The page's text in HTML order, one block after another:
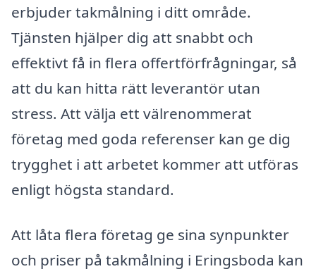
erbjuder takmålning i ditt område.
Tjänsten hjälper dig att snabbt och
effektivt få in flera offertförfrågningar, så
att du kan hitta rätt leverantör utan
stress. Att välja ett välrenommerat
företag med goda referenser kan ge dig
trygghet i att arbetet kommer att utföras
enligt högsta standard.
Att låta flera företag ge sina synpunkter
och priser på takmålning i Eringsboda kan